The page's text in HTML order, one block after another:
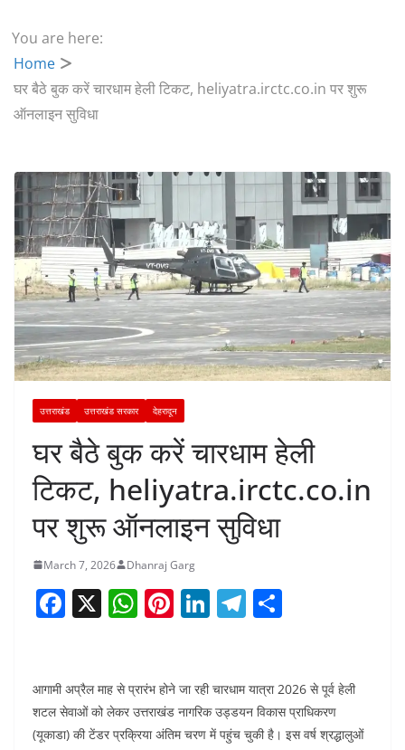
You are here:
Home
घर बैठे बुक करें चारधाम हेली टिकट, heliyatra.irctc.co.in पर शुरू
ऑनलाइन सुविधा
उत्तराखंड उत्तराखंड सरकार देहरादून
घर बैठे बुक करें चारधाम हेली
टिकट, heliyatra.irctc.co.in
पर शुरू ऑनलाइन सुविधा
March 7, 2026 Dhanraj Garg
F
e
b
X W
s
A
Pi
e
st
Li
e
dI
T
gr
a
e
आगामी अप्रैल माह से प्रारंभ होने जा रही चारधाम यात्रा 2026 से पूर्व हेली
शटल सेवाओं को लेकर उत्तराखंड नागरिक उड्डयन विकास प्राधिकरण
(यूकाडा) की टेंडर प्रक्रिया अंतिम चरण में पहुंच चुकी है। इस वर्ष श्रद्धालुओं